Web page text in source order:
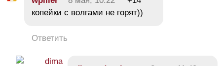
копейки с волгами не горят))
Ответить